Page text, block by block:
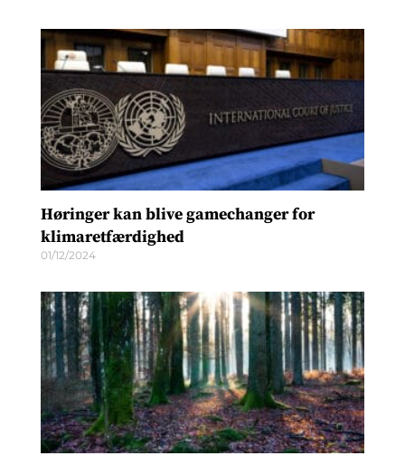
Høringer kan blive gamechanger for
klimaretfærdighed
01/12/2024